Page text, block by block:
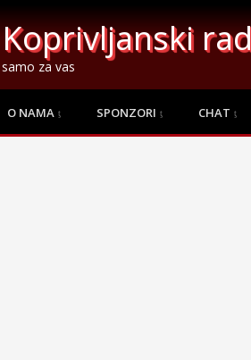
samo za vas
Koprivljanski
O NAMA SPONZORI CHAT